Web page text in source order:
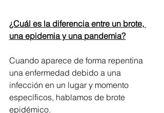
¿Cuál es la diferencia entre un brote,
una epidemia y una pandemia?
Cuando aparece de forma repentina
una enfermedad debido a una
infección en un lugar y momento
específicos, hablamos de brote
epidémico.